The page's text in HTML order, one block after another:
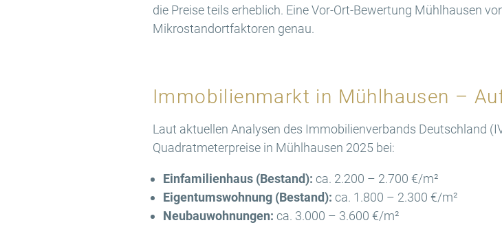
die Preise teils erheblich. Eine Vor-Ort-Bewertung Mühlhausen
Mikrostandortfaktoren genau.
Immobilienmarkt in Mühlhausen –
Laut aktuellen Analysen des Immobilienverbands Deutschland
Quadratmeterpreise in Mühlhausen 2025 bei:
Einfamilienhaus (Bestand): ca. 2.200 – 2.700 €/m²
Eigentumswohnung (Bestand): ca. 1.800 – 2.300 €/m²
Neubauwohnungen: ca. 3.000 – 3.600 €/m²